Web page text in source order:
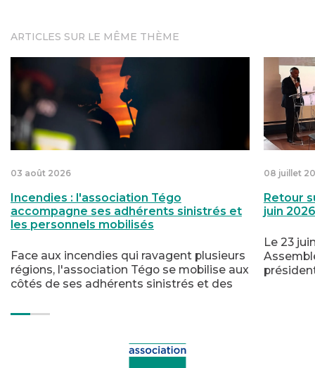
ARTICLES SUR LE MÊME THÈME
Incendies : l'association Tégo accompagne ses
03 août 2026
Incendies : l'association Tégo
accompagne ses adhérents sinistrés et
les personnels mobilisés
Face aux incendies qui ravagent plusieurs
régions, l'association Tégo se mobilise aux
côtés de ses adhérents sinistrés et des
le feu. Soutien psychologique,
Retour
08 juillet
Retour
juin 2026
Le 23